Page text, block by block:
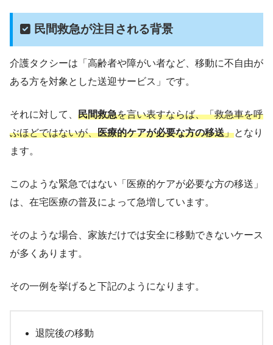
民間救急が注目される背景
介護タクシーは「高齢者や障がい者など、移動に不自由が
ある方を対象とした送迎サービス」です。
それに対して、 民間救急を言い表すならば、「救急車を呼
ぶほどではないが、医療的ケアが必要な方の移送」となり
ます。
このような緊急ではない「医療的ケアが必要な方の移送」
は、在宅医療の普及によって急増しています。
そのような場合、家族だけでは安全に移動できないケース
が多くあります。
その一例を挙げると下記のようになります。
退院後の移動